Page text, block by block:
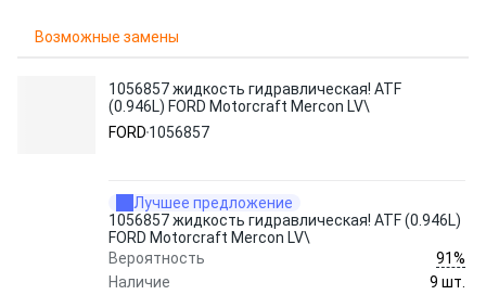
Возможные замены
1056857 жидкость гидравлическая! ATF
(0.946L) FORD Motorcraft Mercon LV\
FORD 1056857
Лучшее предложение
1056857 жидкость гидравлическая! ATF (0.946L)
FORD Motorcraft Mercon LV\
Вероятность
91%
Наличие
9 шт.